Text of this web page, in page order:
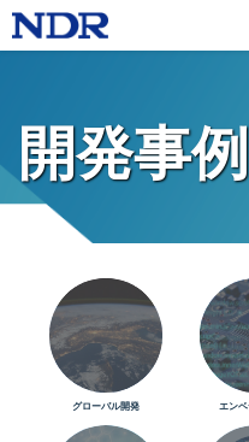
開発事例
グローバル開発 エン